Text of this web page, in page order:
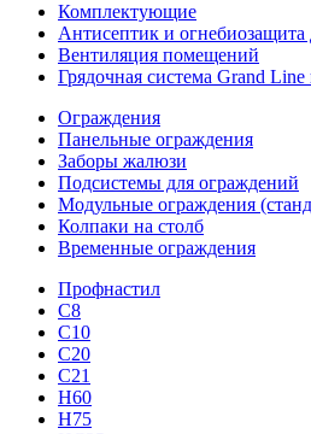
Комплектующие
Антисептик и огнебиозащита
Вентиляция помещений
Грядочная система Grand
Ограждения
Панельные ограждения
Заборы жалюзи
Подсистемы для ограждений
Модульные ограждения
Колпаки на столб
Временные ограждения
Профнастил
С8
С10
С20
С21
H60
H75